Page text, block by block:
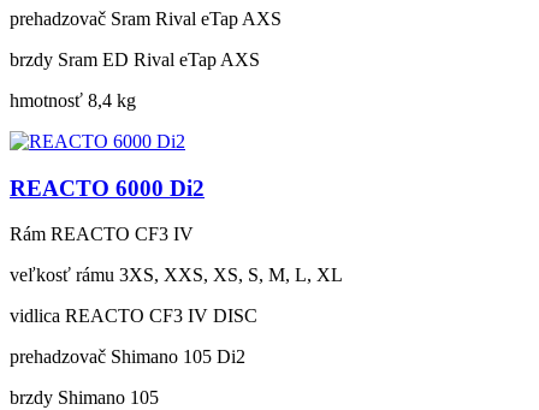
prehadzovač Sram Rival eTap AXS
brzdy Sram ED Rival eTap AXS
hmotnosť 8,4 kg
REACTO 6000 Di2
Rám REACTO CF3 IV
veľkosť rámu 3XS, XXS, XS, S, M, L, XL
vidlica REACTO CF3 IV DISC
prehadzovač Shimano 105 Di2
brzdy Shimano 105